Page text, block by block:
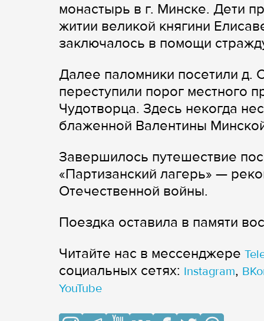
монастырь в г. Минске. Дети
житии великой княгини
заключалось в помощи
Далее паломники посетили д.
переступили порог местного
Чудотворца. Здесь некогда
блаженной Валентины
Завершилось путешествие
«Партизанский лагерь» —
Отечественной войны.
Поездка оставила в памяти
Читайте нас в мессенджере
cоциальных сетях: Instagram,
YouTube